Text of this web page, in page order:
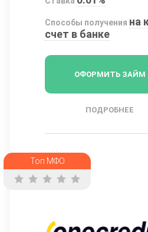
Способы получения на
счет в банке
ОФОРМИТЬ ЗАЙМ
ПОДРОБНЕЕ
Топ МФО